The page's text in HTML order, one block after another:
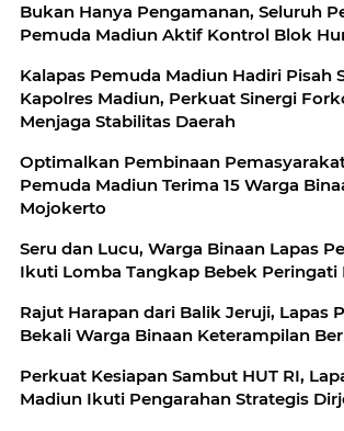
Bukan Hanya Pengamanan, Seluruh
Pemuda Madiun Aktif Kontrol Blok
Kalapas Pemuda Madiun Hadiri Pisah
Kapolres Madiun, Perkuat Sinergi
Menjaga Stabilitas Daerah
Optimalkan Pembinaan
Pemuda Madiun Terima 15 Warga
Mojokerto
Seru dan Lucu, Warga Binaan Lapas
Ikuti Lomba Tangkap Bebek Peringati
Rajut Harapan dari Balik Jeruji, Lapas
Bekali Warga Binaan Keterampilan
Perkuat Kesiapan Sambut HUT RI,
Madiun Ikuti Pengarahan Strategis